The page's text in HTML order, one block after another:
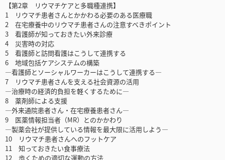
【第2章 リウマチケアと多職種連携】
1 リウマチ患者さんとかかわる必要のある医療職
2 在宅療養中のリウマチ患者さんの注意すべきポイント
3 看護師が知っておきたい外来診療
4 災害時の対応
5 看護師と訪問看護はこうして連携する
6 地域包括ケアシステムの構築
―看護師とソーシャルワーカーはこうして連携する―
7 リウマチ患者さんを支える社会資源の活用
―治療時の経済的負担を軽くするために―
8 薬剤師による支援
―外来通院患者さん・在宅療養患者さん―
9 医薬情報担当者（MR）とのかかわり
―製薬会社が提供している情報を最大限に活用しよう―
10 リウマチ患者さんへのフットケア
11 知っておきたい食事療法
12 歩くための適切な運動の方法